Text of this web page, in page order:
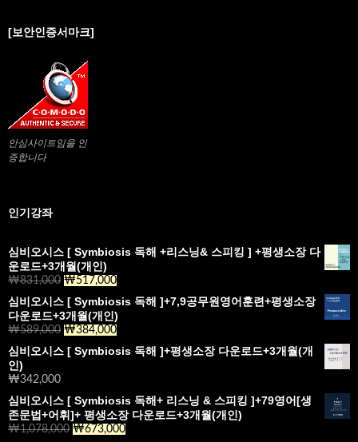
[보안인증서마크]
안심사이트임을 인
증합니다
인기강좌
심비오시스 [ Symbiosis 독해 +리스닝& 스피킹 ] +평생소장 다
운로드+3개월(개인)
₩831,000 원
래
가
격:
₩831,000.
₩517,000
재
격:
심비오시스 [ Symbiosis 독해 ]+7,9공무원영어훈련+평생소장
다운로드+3개월(개인)
₩589,000 원
래
가
₩384,000
재
심비오시스 [ Symbiosis 독해 ]+평생소장 다운로드+3개월(개
인)
₩342,000
심비오시스 [ Symbiosis 독해+ 리스닝 & 스피킹 ]+79영어[생
존문법+어휘]+ 평생소장 다운로드+3개월(개인)
₩1,078,000 원
₩673,000